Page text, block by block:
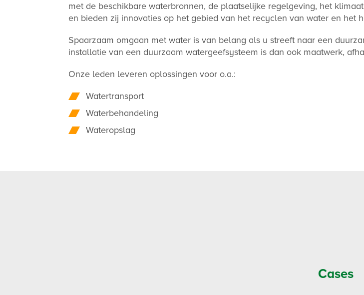
met de beschikbare waterbronnen, de plaatselijke regelgeving, het
en bieden zij innovaties op het gebied van het recyclen van water en het
Spaarzaam omgaan met water is van belang als u streeft naar een
installatie van een duurzaam watergeefsysteem is dan ook maatwerk,
Onze leden leveren oplossingen voor o.a.:
Watertransport
Waterbehandeling
Wateropslag
Cases